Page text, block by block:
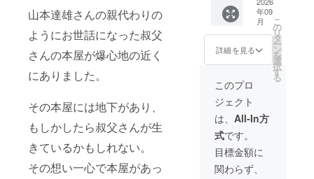
山本達雄さんの親代わりの
ようにお世話になった叔父
さんの本屋が爆心地の近く
にありました。
その本屋には地下があり、
もしかしたら叔父さんが生
きているかもしれない。
その想い一心で本屋があっ
サンク
スメー
ルをお
送りし
ます。
ンドル
ライブ
配信へ
の参加
ガイド
をお送
りしま
す。 ⑤
ピース
(8月~9
月上旬
までの
日程に
限る) ②
ピース
アク
ション
SNSに
て、公
式サ
ポー
ターと
してお
名前を
年09
月
詳細を見る
こ
の
リ
タ
ー
ン
を
選
択
す
る
このプロ
ジェクト
は、 All-In方
式です。
目標金額に
関わらず、